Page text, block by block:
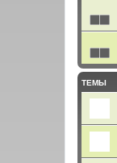
ТЕМЫ